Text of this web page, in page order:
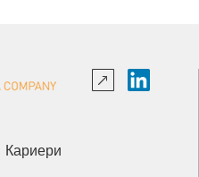
Кариери